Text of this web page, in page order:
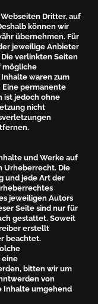
Dritter, auf
können wir
übernehmen. Für
jeweilige Anbieter
verlinkten Seiten
mögliche
waren zum
permanente
ist jedoch ohne
nicht
und Werke auf
Urheberrecht. Die
und jede Art der
jeweiligen Autors
Seite sind nur für
gestattet. Soweit
erstellt
beachtet.
eine
bitten wir um
von
Inhalte umgehend